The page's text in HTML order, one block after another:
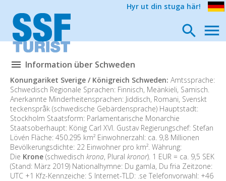
Hyr ut din stuga här!
Information über Schweden
Konungariket Sverige / Königreich Schweden: Amtssprache:
Schwedisch Regionale Sprachen: Finnisch, Meänkieli, Samisch.
Anerkannte Minderheitensprachen: Jiddisch, Romani, Svenskt
teckenspråk (schwedische Gebärdensprache) Hauptstadt:
Stockholm Staatsform: Parlamentarische Monarchie
Staatsoberhaupt: König Carl XVI. Gustav Regierungschef: Stefan
Lövén Fläche: 450.295 km² Einwohnerzahl: ca. 9,8 Millionen
Bevölkerungsdichte: 22 Einwohner pro km². Währung:
Die Krone (schwedisch krona, Plural kronor). 1 EUR = ca. 9,5 SEK
(Stand: März 2019) Nationalhymne: Du gamla, Du fria Zeitzone:
UTC +1 Kfz-Kennzeiche: S Internet-TLD: .se Telefonvorwahl: +46